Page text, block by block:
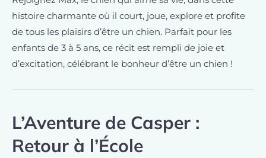
histoire charmante où il court, joue, explore et profite
de tous les plaisirs d’être un chien. Parfait pour les
enfants de 3 à 5 ans, ce récit est rempli de joie et
d’excitation, célébrant le bonheur d’être un chien !
L’Aventure de Casper :
Retour à l’École